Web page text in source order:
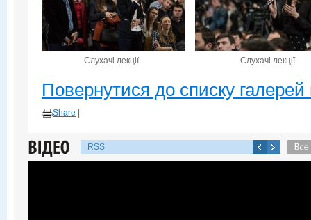
Слухачі лекції Слухачі лекції
Повернутися до списку галерей
Share
RSS